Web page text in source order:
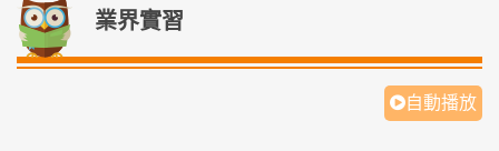
業界實習
自動播放